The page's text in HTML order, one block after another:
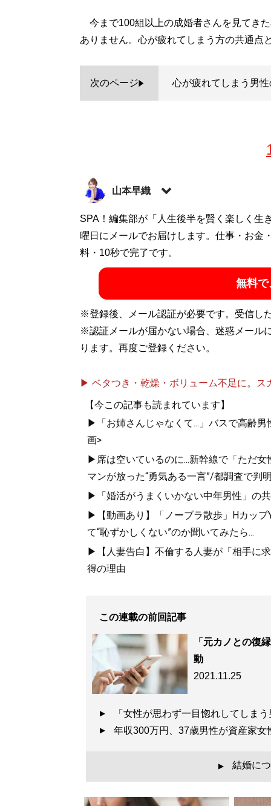
今まで100組以上の成婚者さんを見てき
ありません。心が疲れてしまう方の共通点
次のページ 心が疲れてしまう男
山本早織
1985年、東京生まれ。アイドル、銀座の
たい男女に向けて情報や出会いの場を提供
式ホームページ「結婚につながる恋のコン
SPA！編集部が「人生後半を賢く楽しく生
曜日にメールでお届けします。仕事・お
料・10秒で完了です。
無料
※登録後、メール認証が必要です。受信し
※認証メールが届かない場合、迷惑メール
ります。再度ご登録ください。
▶ ベタつき・乾燥・ボリューム不足に。ス
【今この記事も読まれています】
▶「お姉さんじゃなくて...」バスで高齢男
画>
▶席は空いているのに...新幹線で「ただ
マンが放った“勇気ある一言”/都調査で判
▶「婚活がうまくいかない中年男性」の
▶【動画あり】「ノーブラ散歩」Hカッ
て“恥ずかしくない”のか聞いてみたら...
▶【人妻告白】不倫する人妻が「相手に
得の理由
この連載の前回記事
「元カノとの復
動
2021.11.25
「女性が思わず一目惚れしてし
年収300万円、37歳男性が資産家
▲ 結婚に